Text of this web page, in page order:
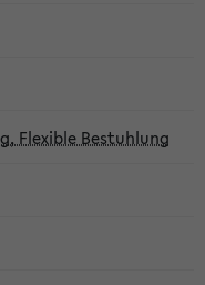
Flexible Bestuhlung